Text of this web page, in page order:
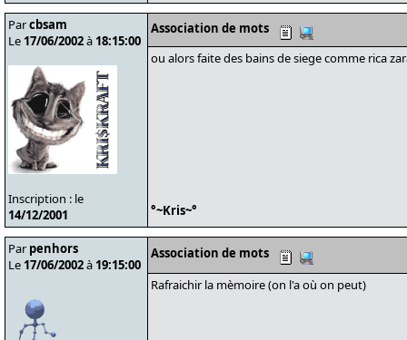
Parcbsam
Le 17/06/2002à 18:15:00
Inscription : le
14/12/2001
Association de mots
ou alors faite des bains de siege comme rica
°~Kris~°
Par penhors
Le 17/06/2002à 19:15:00
Association de mots
Rafraichir la mèmoire (on l'a où on peut)